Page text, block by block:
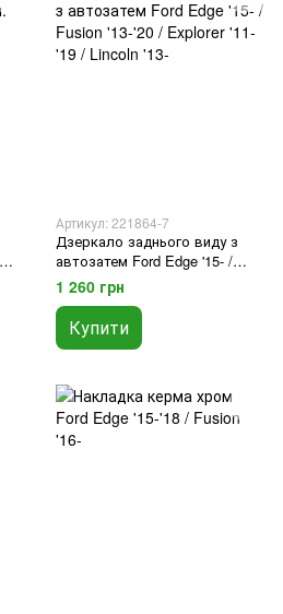
Артикул: 221864-7
Дзеркало заднього виду з
автозатем Ford Edge '15- /
Fusion '13-'20 / Explorer '11-'19 /
Lincoln '13-
1 260 грн
Купити